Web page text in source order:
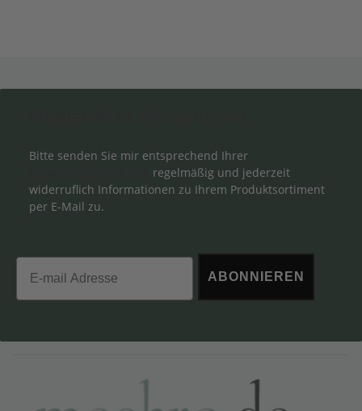
Bitte senden Sie mir entsprechend Ihrer
regelmäßig und jederzeit
widerruflich Informationen zu Ihrem Produktsortiment
per E-Mail zu.
Email
ABONNIEREN